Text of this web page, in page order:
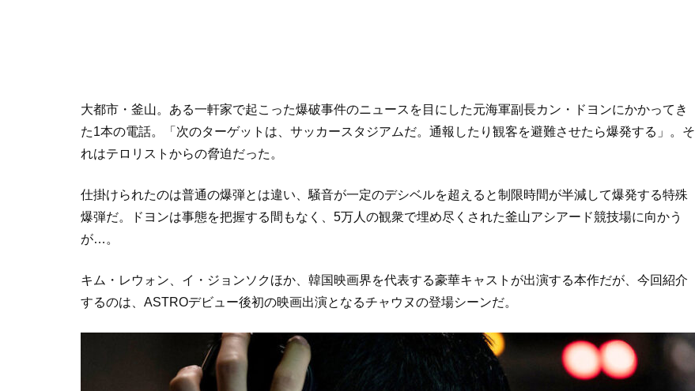
大都市・釜山。ある一軒家で起こった爆破事件のニュースを目にした元海軍副長カン・ドヨンにかかってき
た1本の電話。「次のターゲットは、サッカースタジアムだ。通報したり観客を避難させたら爆発する」。そ
れはテロリストからの脅迫だった。
仕掛けられたのは普通の爆弾とは違い、騒音が一定のデシベルを超えると制限時間が半減して爆発する特殊
爆弾だ。ドヨンは事態を把握する間もなく、5万人の観衆で埋め尽くされた釜山アシアード競技場に向かう
が…。
キム・レウォン、イ・ジョンソクほか、韓国映画界を代表する豪華キャストが出演する本作だが、今回紹介
するのは、ASTROデビュー後初の映画出演となるチャウヌの登場シーンだ。